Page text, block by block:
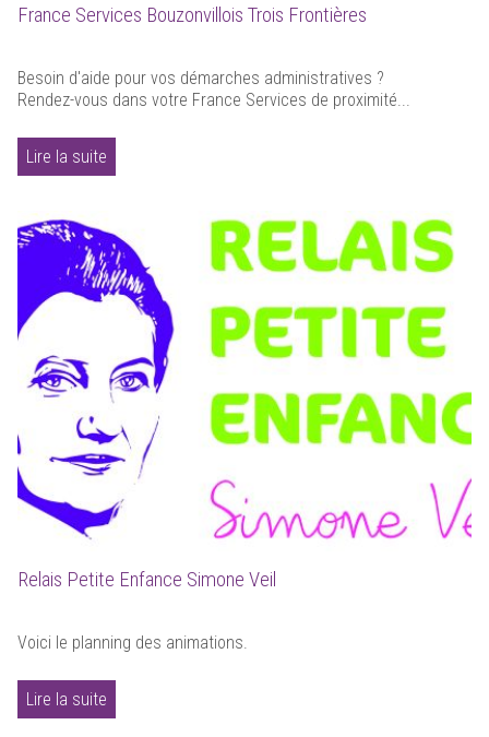
France Services Bouzonvillois Trois Frontières
Besoin d'aide pour vos démarches administratives ?
Rendez-vous dans votre France Services de proximité...
Lire la suite
Relais Petite Enfance Simone Veil
Voici le planning des animations.
Lire la suite